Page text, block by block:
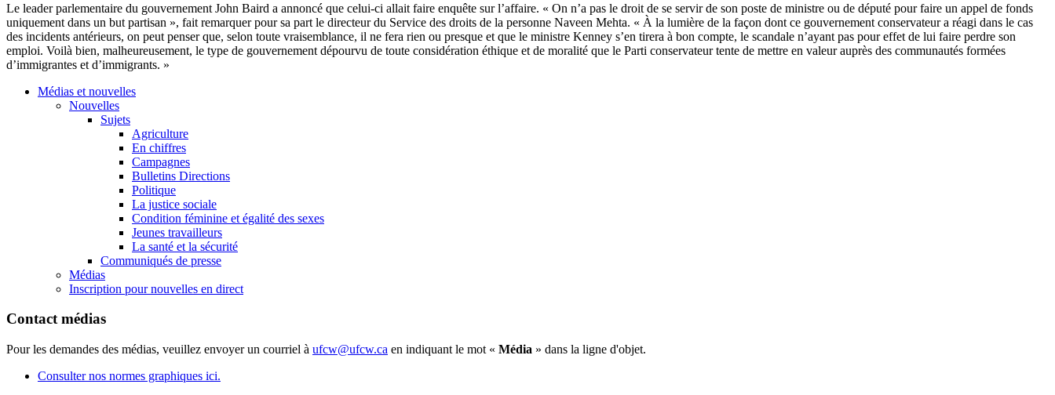
Le leader parlementaire du gouvernement John Baird a annoncé que celui-ci allait faire enquête sur l’affaire. « On n’a pas le droit de se servir de son poste de ministre ou de député pour faire un appel de fonds
uniquement dans un but partisan », fait remarquer pour sa part le directeur du Service des droits de la personne Naveen Mehta. « À la lumière de la façon dont ce gouvernement conservateur a réagi dans le cas
des incidents antérieurs, on peut penser que, selon toute vraisemblance, il ne fera rien ou presque et que le ministre Kenney s’en tirera à bon compte, le scandale n’ayant pas pour effet de lui faire perdre son
emploi. Voilà bien, malheureusement, le type de gouvernement dépourvu de toute considération éthique et de moralité que le Parti conservateur tente de mettre en valeur auprès des communautés formées
d’immigrantes et d’immigrants. »
Médias et nouvelles
Nouvelles
Sujets
Agriculture
En chiffres
Campagnes
Bulletins Directions
Politique
La justice sociale
Condition féminine et égalité des sexes
Jeunes travailleurs
La santé et la sécurité
Communiqués de presse
Médias
Inscription pour nouvelles en direct
Contact médias
Pour les demandes des médias, veuillez envoyer un courriel à ufcw@ufcw.ca en indiquant le mot « Média » dans la ligne d'objet.
Consulter nos normes graphiques ici.